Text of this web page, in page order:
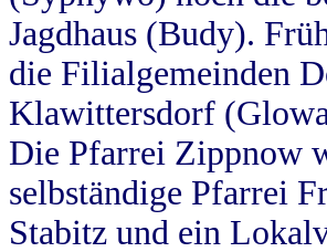
Jagdhaus (Budy).
die Filialgemeinden
Klawittersdorf
Die Pfarrei Zippnow
selbständige Pfarrei
Stabitz und ein